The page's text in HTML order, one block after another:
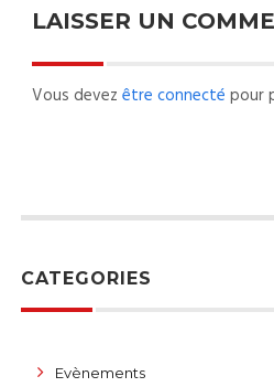
LAISSER UN
Vous devez être connecté pour
CATEGORIES
Evènements